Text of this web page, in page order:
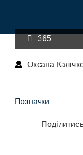
365
Оксана
Позначки